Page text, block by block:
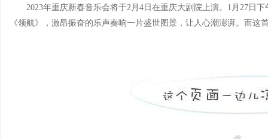
2023年重庆新春音乐会将于2月4日在重庆大剧院上演。1月27日
《领航》，激昂振奋的乐声奏响一片盛世图景，让人心潮澎湃。而这